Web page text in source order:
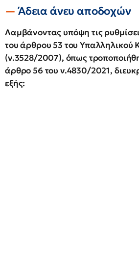
Άδεια άνευ αποδοχών
Λαμβάνοντας υπόψη τις
του άρθρου 53 του Υπαλληλικού
(ν.3528/2007), όπως
άρθρο 56 του ν.4830/2021,
εξής: